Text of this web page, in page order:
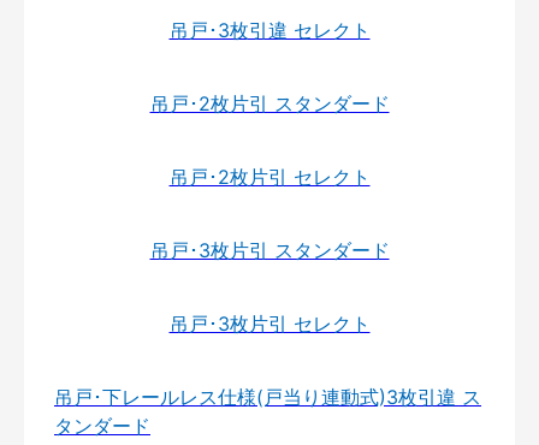
吊戸･3枚引違 セレクト
吊戸･2枚片引 スタンダード
吊戸･2枚片引 セレクト
吊戸･3枚片引 スタンダード
吊戸･3枚片引 セレクト
吊戸･下レールレス仕様(戸当り連動式)3枚引違 ス
タンダード